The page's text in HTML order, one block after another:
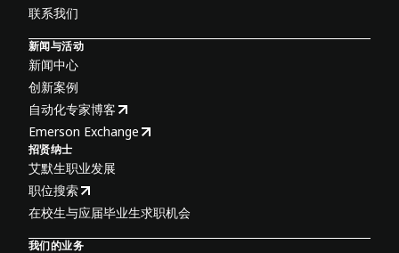
联系我们
新闻与活动
新闻中心
创新案例
自动化专家博客
Emerson Exchange
招贤纳士
艾默生职业发展
职位搜索
在校生与应届毕业生求职机会
我们的业务